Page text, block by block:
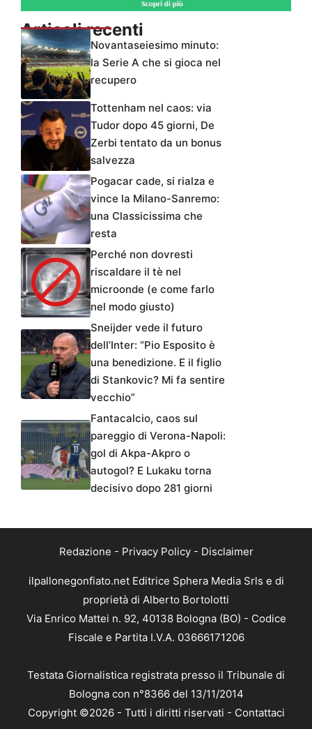
Articoli recenti
Novantaseiesimo minuto:
la Serie A che si gioca nel
recupero
Tottenham nel caos: via
Tudor dopo 45 giorni, De
Zerbi tentato da un bonus
salvezza
Pogacar cade, si rialza e
vince la Milano-Sanremo:
una Classicissima che
resta
Perché non dovresti
riscaldare il tè nel
microonde (e come farlo
nel modo giusto)
Sneijder vede il futuro
dell’Inter: “Pio Esposito è
una benedizione. E il figlio
di Stankovic? Mi fa sentire
vecchio”
Fantacalcio, caos sul
pareggio di Verona-Napoli:
gol di Akpa-Akpro o
autogol? E Lukaku torna
decisivo dopo 281 giorni
Redazione - Privacy Policy- Disclaimer
ilpallonegonfiato.net Editrice Sphera Media Srls e di
proprietà di Alberto Bortolotti
Via Enrico Mattei n. 92, 40138 Bologna (BO) - Codice
Fiscale e Partita I.V.A. 03666171206
Testata Giornalistica registrata presso il Tribunale di
Bologna con n°8366 del 13/11/2014
Copyright ©2026 - Tutti i diritti riservati - Contattaci